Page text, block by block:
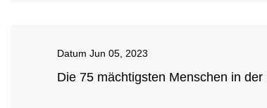
Datum Jun 05, 2023
Die 75 mächtigsten Menschen in